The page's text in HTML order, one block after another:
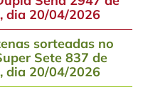
dia 20/04/2026
sorteadas no
Sete 837 de
dia 20/04/2026